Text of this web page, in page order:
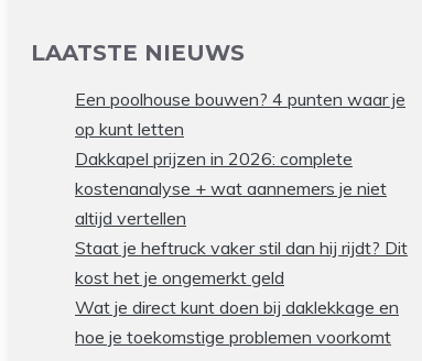
LAATSTE NIEUWS
Een poolhouse bouwen? 4 punten waar je
op kunt letten
Dakkapel prijzen in 2026: complete
kostenanalyse + wat aannemers je niet
altijd vertellen
Staat je heftruck vaker stil dan hij rijdt? Dit
kost het je ongemerkt geld
Wat je direct kunt doen bij daklekkage en
hoe je toekomstige problemen voorkomt